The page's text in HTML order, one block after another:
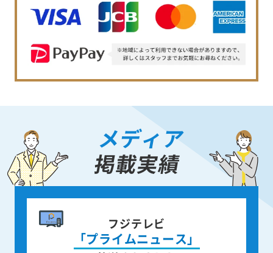
メディア
掲載実績
書籍出版
身近な人が
亡くなった後の遺品整理